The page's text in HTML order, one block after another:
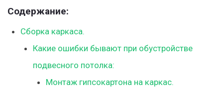
Содержание:
Сборка каркаса.
Какие ошибки бывают при обустройстве
подвесного потолка:
Монтаж гипсокартона на каркас.